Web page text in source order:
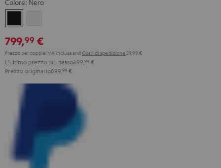
Colore: Nero
799,99 €
Prezzo per coppia iVA inclusa and Costi di spedizione 29,99 €
L'ultimo prezzo più basso699, 99 €
Prezzo originario899, 99 €